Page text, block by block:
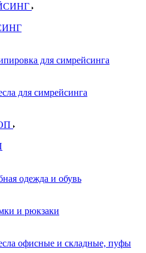
для симрейсинга
для симрейсинга
одежда и обувь
и рюкзаки
офисные и складные, пуфы